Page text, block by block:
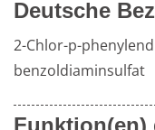
Produktsicherheit
Deutsche
2-Chlor-p-
benzoldiaminsulfat